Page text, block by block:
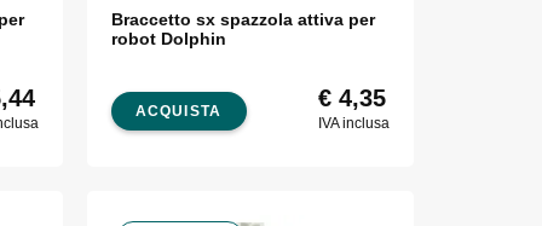
Braccetto sx spazzola attiva per
robot Dolphin
ACQUISTA € 4,35
IVA inclusa